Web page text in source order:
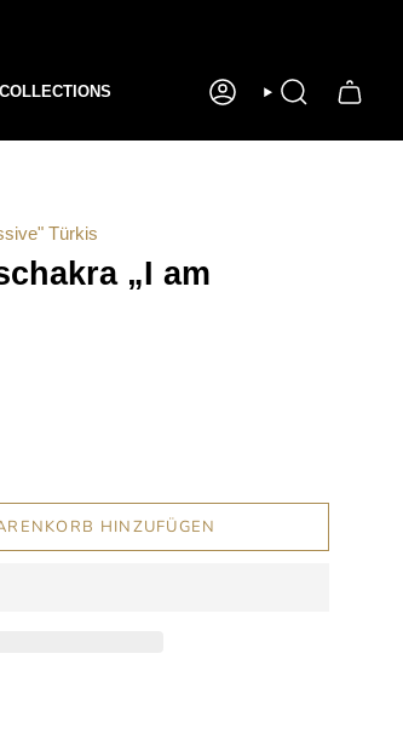
COLLECTIONS KONTO SUCHE
Türkis
„I am
HINZUFÜGEN